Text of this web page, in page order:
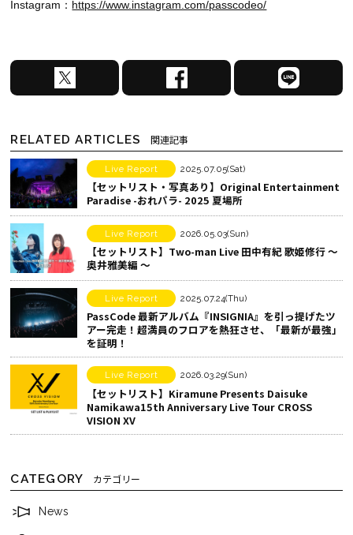
Instagram： https://www.instagram.com/passcodeo/
X
で
ア
す
る
F
a
b
o
o
k
で
シ
ェ
ア
す
る
L
I
シ
ェ
ア
る
RELATED ARTICLES 関連記事
Live Report 2025.07.05(Sat)
【セットリスト・写真あり】Original Entertainment
Paradise -おれパラ- 2025 夏場所
Live Report 2026.05.03(Sun)
【セットリスト】Two-man Live 田中有紀 歌姫修行 ～
奥井雅美編 ～
Live Report 2025.07.24(Thu)
PassCode 最新アルバム『INSIGNIA』を引っ提げたツ
アー完走！超満員のフロアを熱狂させ、「最新が最強」
を証明！
Live Report 2026.03.29(Sun)
【セットリスト】Kiramune Presents Daisuke
Namikawa15th Anniversary Live Tour CROSS
VISION XV
CATEGORY カテゴリー
News